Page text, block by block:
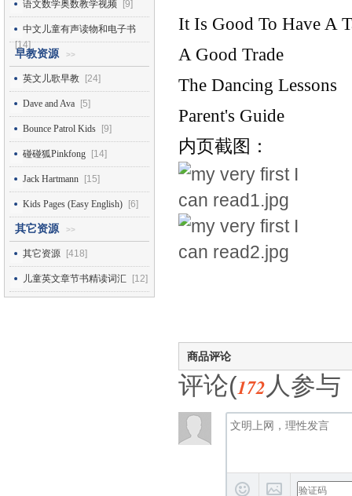
语文数学奥数教学视频 [9]
中文儿童有声读物和电子书
[14]
早教资源 >>
英文儿歌早教 [24]
Dave and Ava [5]
Bounce Patrol Kids [9]
碰碰狐Pinkfong [14]
Jack Hartmann [15]
Kids Pages (Easy English) [6]
其它资源 >>
其它资源 [418]
儿童英文章节书精读词汇 [12]
It Is Good To Have A
A Good Trade
The Dancing Lessons
Parent's Guide
内页截图：
商品评论
评论(172 人参与